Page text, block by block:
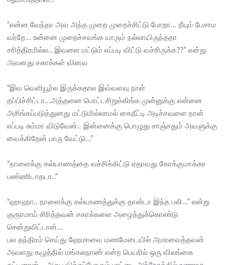
“என்ன வேந்தா அவ அந்த முறை முறைச்சிட்டு போறா... நீயும் பேசாம
வர்றே... உன்னை முறைச்சவங்க யாரும் நல்லாயிருந்ததா
சரித்திரமில்ல.. இவளை மட்டும் எப்படி விட்டு வச்சிருக்க??” என்று
அவனது சகாக்கள் வினவ
“இவ வெளியூர்ல இருக்கதால இவ்வளவு நாள்
தப்பிச்சிட்டா...அத்தனை பொட்டசிறுக்கிங்க முன்னுக்கு என்னை
அசிங்கப்படுத்துனது மட்டுமில்லாமல் கைநீட்டி அடிச்சவளை நான்
எப்படி சும்மா விடுவேன்.. இன்னைக்கு பொழுது சாஞ்சதும் அவளுக்கு
வைக்கிறேன் பாரு வேட்டு...”
“நாளைக்கு கல்யாணத்தை வச்சிக்கிட்டு ஏதாவது கோக்குமாக்கா
பண்ணிடாதடா..”
“ஹாஹா.. நாளைக்கு கல்யாணத்துக்கு தான்டா இந்த பலி...” என்று
குரூரமாய் சிரித்தவன் சகாக்களை அழைத்துக்கொண்டு
சென்றுவிட்டான்...
பல தந்திரம் செய்து ஹேமாவை மணமேடையில் அமரவைத்தவன்
அவளது கழுத்தில் மங்கலநாண் என்ற பெயரில் ஒரு விலங்கை